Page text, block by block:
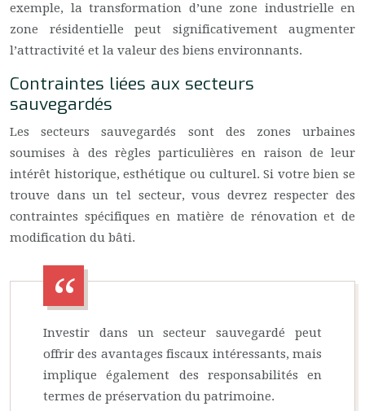
exemple, la transformation d’une zone industrielle en
zone résidentielle peut significativement augmenter
l’attractivité et la valeur des biens environnants.
Contraintes liées aux secteurs
sauvegardés
Les secteurs sauvegardés sont des zones urbaines
soumises à des règles particulières en raison de leur
intérêt historique, esthétique ou culturel. Si votre bien se
trouve dans un tel secteur, vous devrez respecter des
contraintes spécifiques en matière de rénovation et de
modification du bâti.
Investir dans un secteur sauvegardé peut
offrir des avantages fiscaux intéressants, mais
implique également des responsabilités en
termes de préservation du patrimoine.